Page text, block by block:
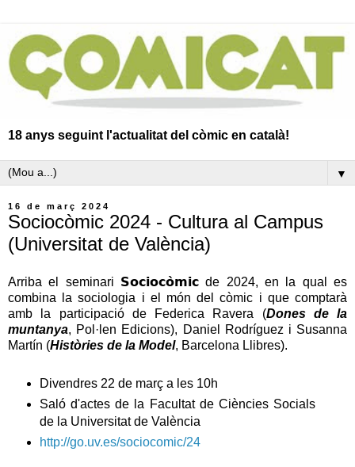
18 anys seguint l'actualitat del còmic en català!
▼
16 de març 2024
Sociocòmic 2024 - Cultura al Campus
(Universitat de València)
Arriba el seminari 𝗦𝗼𝗰𝗶𝗼𝗰𝗼̀𝗺𝗶𝗰 de 2024, en la qual es
combina la sociologia i el món del còmic i que comptarà
amb la participació de Federica Ravera (Dones de la
muntanya, Pol·len Edicions), Daniel Rodríguez i Susanna
Martín (Històries de la Model, Barcelona Llibres).
Divendres 22 de març a les 10h
Saló d'actes de la Facultat de Ciències Socials
de la Universitat de València
http://go.uv.es/sociocomic/24